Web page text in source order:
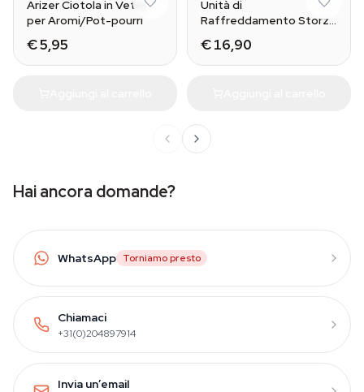
Arizer Ciotola in Vetro
per Aromi/Pot-pourri
€ 5,95
Unità di
Raffreddamento Storz
€ 16,90
Hai ancora domande?
WhatsApp Torniamo presto
Chiamaci
+31(0)204897914
Invia un’email